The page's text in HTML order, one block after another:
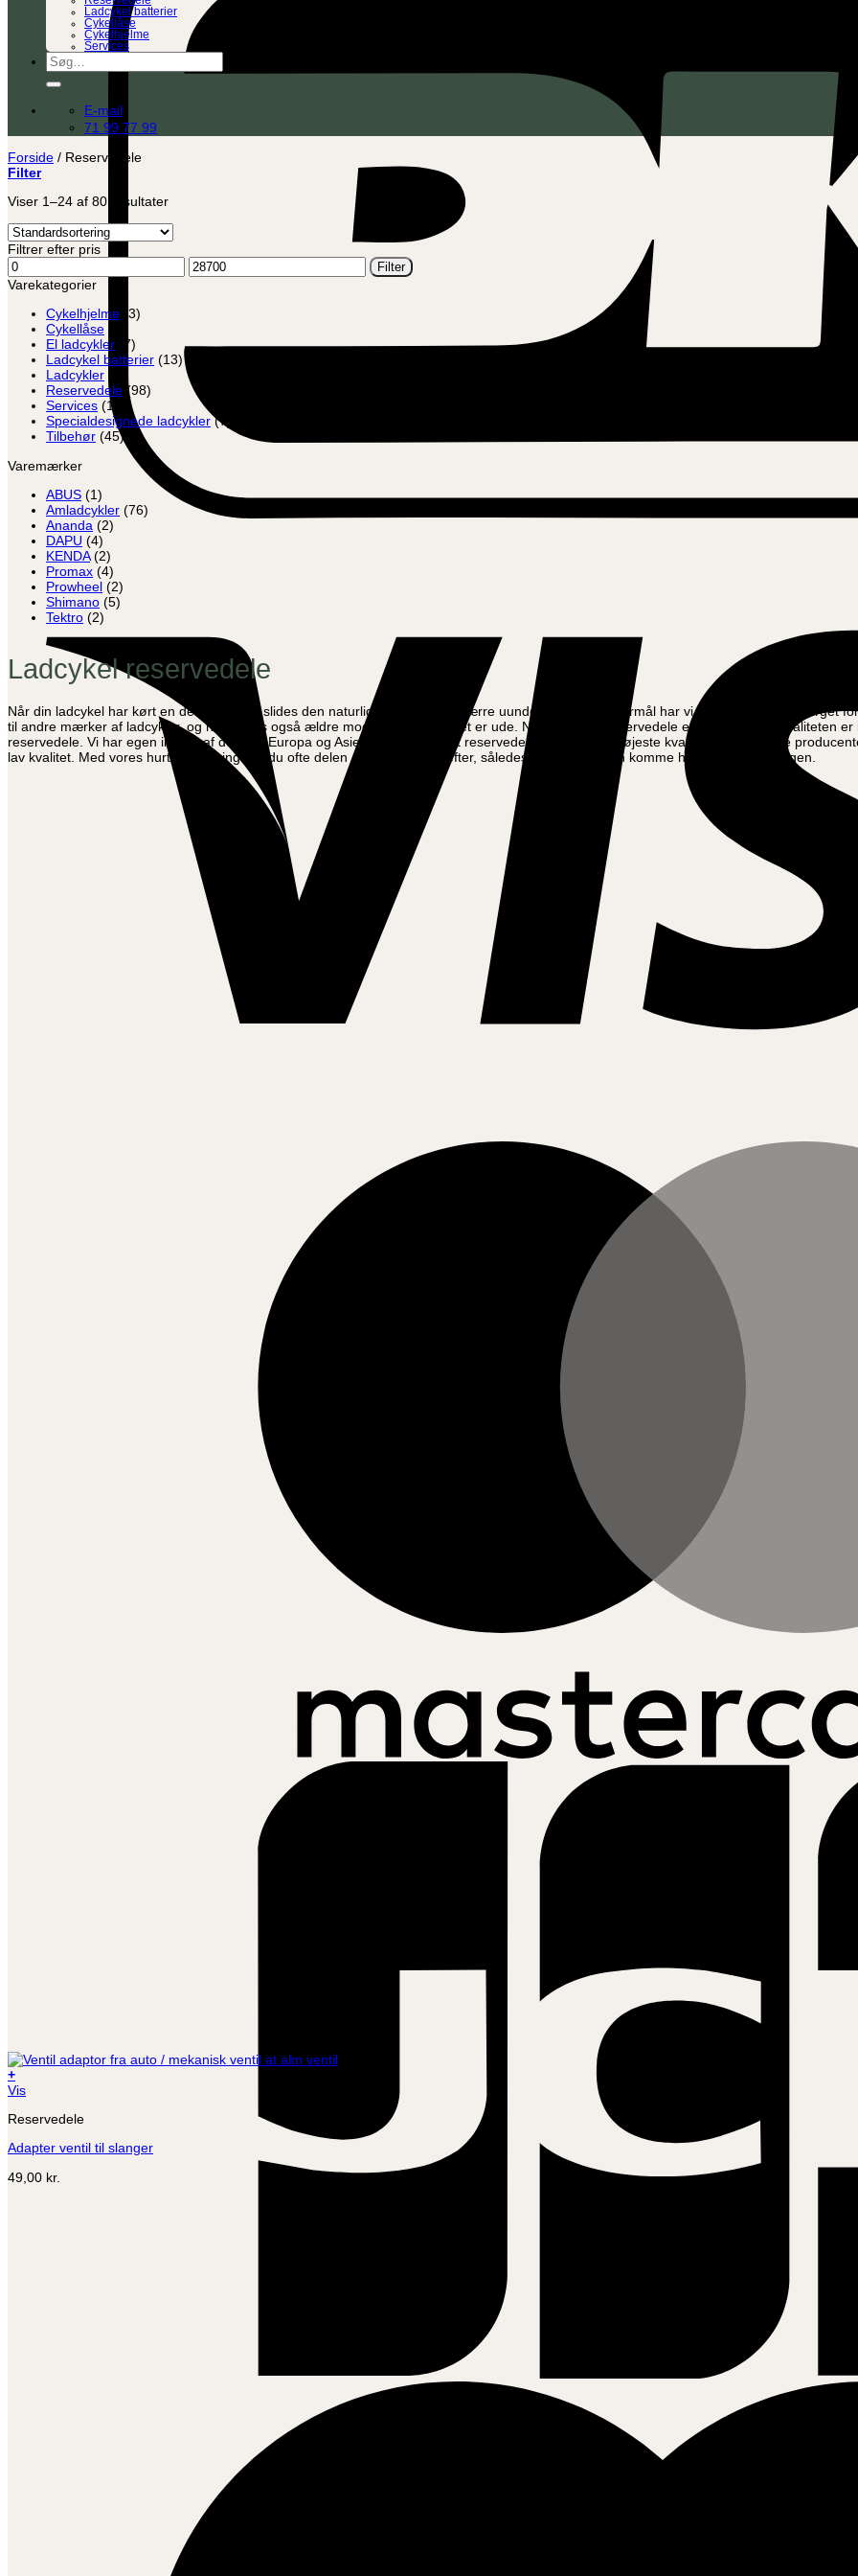
Ladcykel batterier
Cykellåse
Cykelhjelme
Services
Søg
efter:
E-mail
71 99 77 99
Forside / Reservedele
Filter
Viser 1–24 af 80 resultater
Filtrer efter pris
Mindste
pris
Højeste
pris
Filter
Varekategorier
Cykelhjelme (3)
Cykellåse
El ladcykler
(7)
Ladcykel batterier (13)
Ladcykler
Reservedele (98)
Services (12)
Specialdesignede ladcykler (7)
Tilbehør (45)
Varemærker
ABUS (1)
Amladcykler (76)
Ananda (2)
DAPU (4)
KENDA (2)
Promax (4)
Prowheel (2)
Shimano (5)
Tektro (2)
Ladcykel reservedele
Når din ladcykel har kørt en del kilometer, slides den naturligt. Dette er desværre uundgåeligt. Til det formål har vi hos Amladcykler sørget
til andre mærker af ladcykler, og naturligvis også ældre modeller, når uheldet er ude. Når du køber reservedele er det vigtigt, at kvaliteten
reservedele. Vi har egen import af dele fra Europa og Asien. Dette sikrer at reservedelene altid er af højeste kvalitet fra de bedste
lav kvalitet. Med vores hurtige levering har du ofte delen allerede dagen efter, således at din cykel kan komme hurtigt ud at køre igen.
+
Vis
Reservedele
Adapter ventil til slanger
49,00 kr.